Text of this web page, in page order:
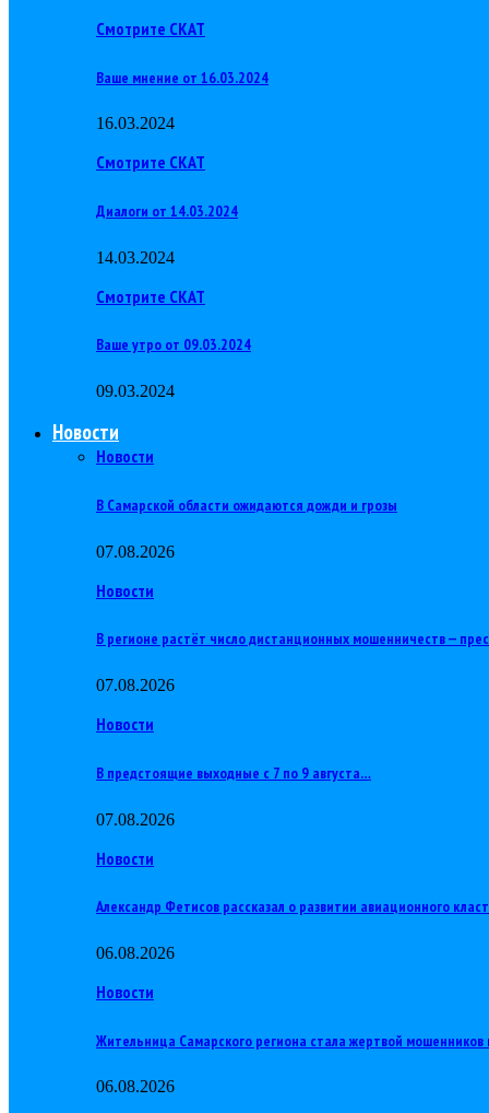
Смотрите СКАТ
Ваше мнение от 16.03.2024
16.03.2024
Смотрите СКАТ
Диалоги от 14.03.2024
14.03.2024
Смотрите СКАТ
Ваше утро от 09.03.2024
09.03.2024
Новости
Новости
В Самарской области ожидаются дожди и грозы
07.08.2026
Новости
В регионе растёт число дистанционных мошенничеств —
07.08.2026
Новости
В предстоящие выходные с 7 по 9 августа…
07.08.2026
Новости
Александр Фетисов рассказал о развитии авиационного
06.08.2026
Новости
Жительница Самарского региона стала жертвой мошенников
06.08.2026